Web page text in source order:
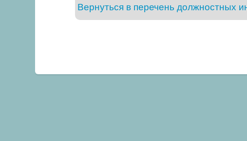
Вернуться в перечень должностных